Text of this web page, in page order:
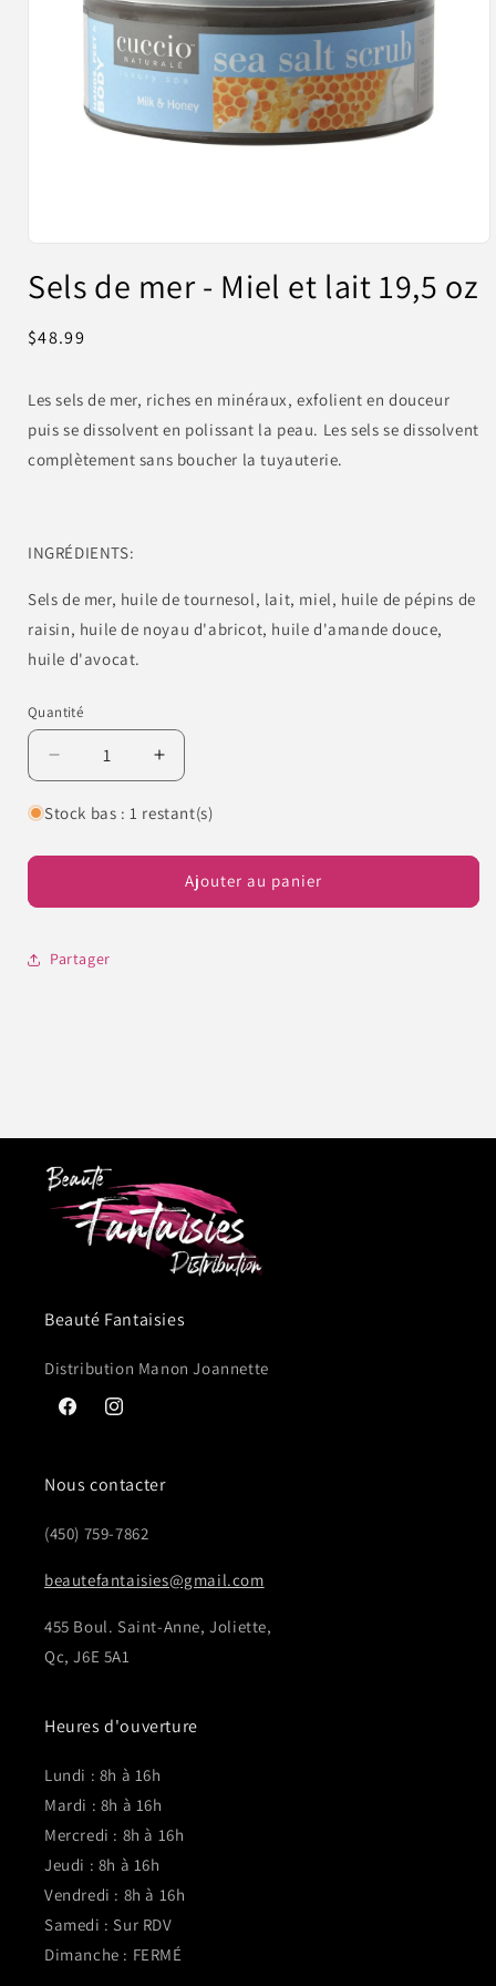
média
1
une
fenêtre
Sels de mer - Miel et lait 19,5 oz
Prix
$48.99
Les sels de mer, riches en minéraux, exfolient en douceur
puis se dissolvent en polissant la peau. Les sels se dissolvent
complètement sans boucher la tuyauterie.
INGRÉDIENTS:
Sels de mer, huile de tournesol, lait, miel, huile de pépins de
raisin, huile de noyau d'abricot, huile d'amande douce,
huile d'avocat.
Quantité
Quantité
Réduire
la
quantité
Sels
mer
Miel
Augmenter
la
quantité
Sels
mer
Stock bas : 1 restant(s)
Ajouter au panier
Partager
Beauté Fantaisies
Distribution Manon Joannette
FacebookInstagram
Nous contacter
(450) 759-7862
beautefantaisies@gmail.com
455 Boul. Saint-Anne, Joliette,
Qc, J6E 5A1
Heures d'ouverture
Lundi : 8h à 16h
Mardi : 8h à 16h
Mercredi : 8h à 16h
Jeudi : 8h à 16h
Vendredi : 8h à 16h
Samedi : Sur RDV
Dimanche : FERMÉ